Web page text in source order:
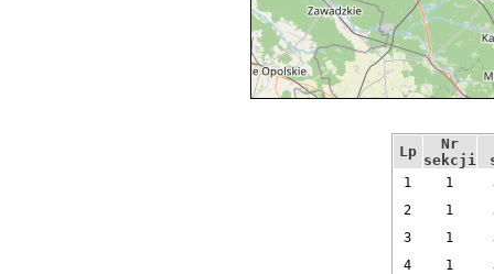
Lp
Nr
sekcji
1 1
2
1
3
1
4
1